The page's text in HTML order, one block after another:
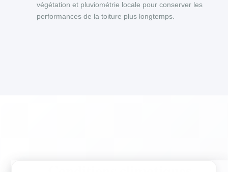
végétation et pluviométrie locale pour conserver les
performances de la toiture plus longtemps.